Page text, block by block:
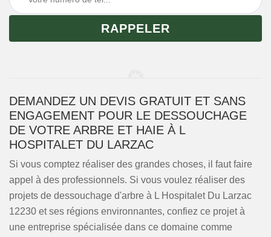
DEMANDEZ UN DEVIS GRATUIT ET SANS
ENGAGEMENT POUR LE DESSOUCHAGE
DE VOTRE ARBRE ET HAIE À L
HOSPITALET DU LARZAC
Si vous comptez réaliser des grandes choses, il faut faire
appel à des professionnels. Si vous voulez réaliser des
projets de dessouchage d'arbre à L Hospitalet Du Larzac
12230 et ses régions environnantes, confiez ce projet à
une entreprise spécialisée dans ce domaine comme